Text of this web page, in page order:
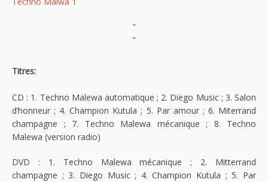
"
"
Titres:
CD : 1. Techno Malewa automatique ; 2. Diego Music ; 3. Salon
d’honneur ; 4. Champion Kutula ; 5. Par amour ; 6. Miterrand
champagne ; 7. Techno Malewa mécanique ; 8. Techno
Malewa (version radio)
DVD : 1. Techno Malewa mécanique ; 2. Mitterrand
champagne ; 3. Diego Music ; 4. Champion Kutula ; 5. Par